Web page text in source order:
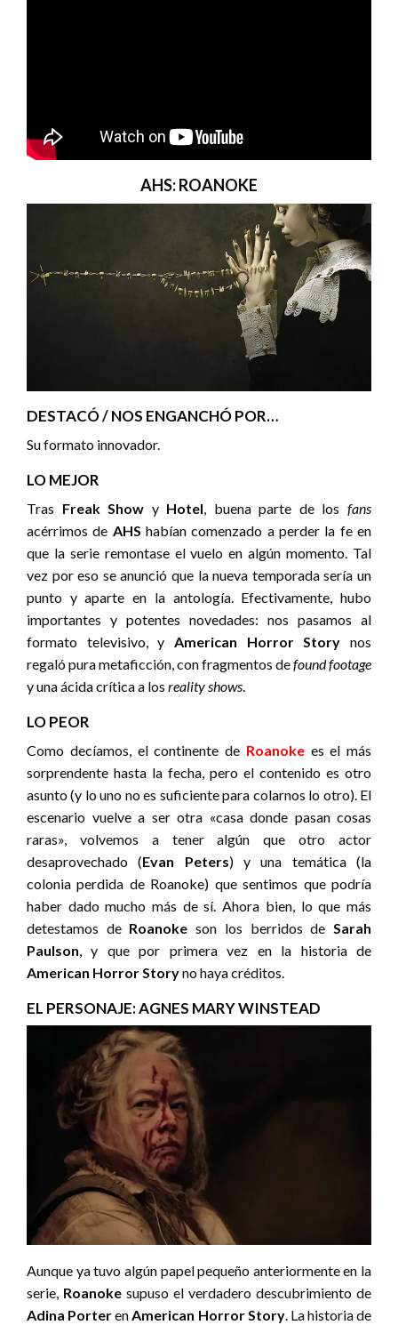
AHS: ROANOKE
DESTACÓ / NOS ENGANCHÓ POR…
Su formato innovador.
LO MEJOR
Tras Freak Show y Hotel , buena parte de losfans
acérrimos de AHS habían comenzado a perder la fe en
que la serie remontase el vuelo en algún momento. Tal
vez por eso se anunció que la nueva temporada sería un
punto y aparte en la antología. Efectivamente, hubo
importantes y potentes novedades: nos pasamos al
formato televisivo, y American Horror Story nos
regaló pura metaficción, con fragmentos defound footage
y una ácida crítica a los reality shows
LO PEOR
Como decíamos, el continente de Roanokees el más
sorprendente hasta la fecha, pero el contenido es otro
asunto (y lo uno no es suficiente para colarnos lo otro). El
escenario vuelve a ser otra «casa donde pasan cosas
raras», volvemos a tener algún que otro actor
desaprovechado (Evan Peters) y una temática (la
colonia perdida de Roanoke) que sentimos que podría
haber dado mucho más de sí. Ahora bien, lo que más
detestamos de Roanoke son los berridos de Sarah
Paulson , y que por primera vez en la historia de
American Horror Storyno haya créditos.
EL PERSONAJE: AGNES MARY WINSTEAD
Aunque ya tuvo algún papel pequeño anteriormente en la
serie, Roanoke supuso el verdadero descubrimiento de
Adina PorterenAmerican Horror Story. La historia de